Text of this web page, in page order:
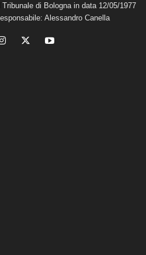
di Bologna in data 12/05/1977
Alessandro Canella